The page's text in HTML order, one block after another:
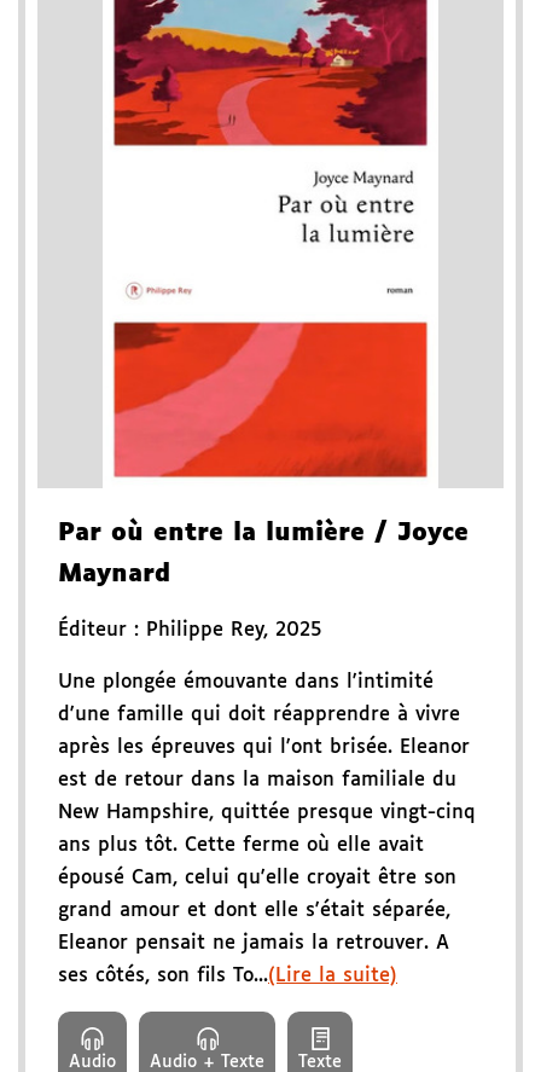
Par où entre la lumière / Joyce
Maynard
Éditeur : Philippe Rey, 2025
Une plongée émouvante dans l'intimité
d'une famille qui doit réapprendre à vivre
après les épreuves qui l'ont brisée. Eleanor
est de retour dans la maison familiale du
New Hampshire, quittée presque vingt-cinq
ans plus tôt. Cette ferme où elle avait
épousé Cam, celui qu'elle croyait être son
grand amour et dont elle s'était séparée,
Eleanor pensait ne jamais la retrouver. A
ses côtés, son fils To...(Lire la suite)
Audio Audio + Texte Texte